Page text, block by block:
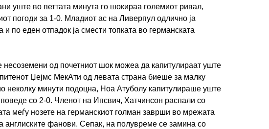
уште во петтата минута го шокираа големиот ривал,
погоди за 1-0. Младиот ас на Ливерпул одлично ја
и по еден отпадок ја смести топката во германската
несоземени од почетниот шок можеа да капитулираат уште
Џејмс МекАти од левата страна биеше за малку
неколку минути подоцна, Ноа Атуболу капитулираше уште
со 2-0. Членот на Ипсвич, Хатчинсон распали со
меѓу нозете на германскиот голман заврши во мрежата
англиските фанови. Сепак, на полувреме се замина со